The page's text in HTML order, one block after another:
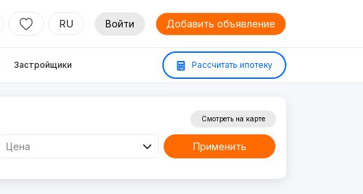
RU Войти Добавить объявление
Застройщики Рассчитать ипотеку
Цена
Смотреть на карте
Применить